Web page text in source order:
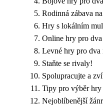
Rodinná zábava
Hry s lokálním
Online hry pro dva
Levné hry pro dva
Staňte se rivaly!
Spolupracujte a
Tipy pro výběr hry
Nejoblíbenější